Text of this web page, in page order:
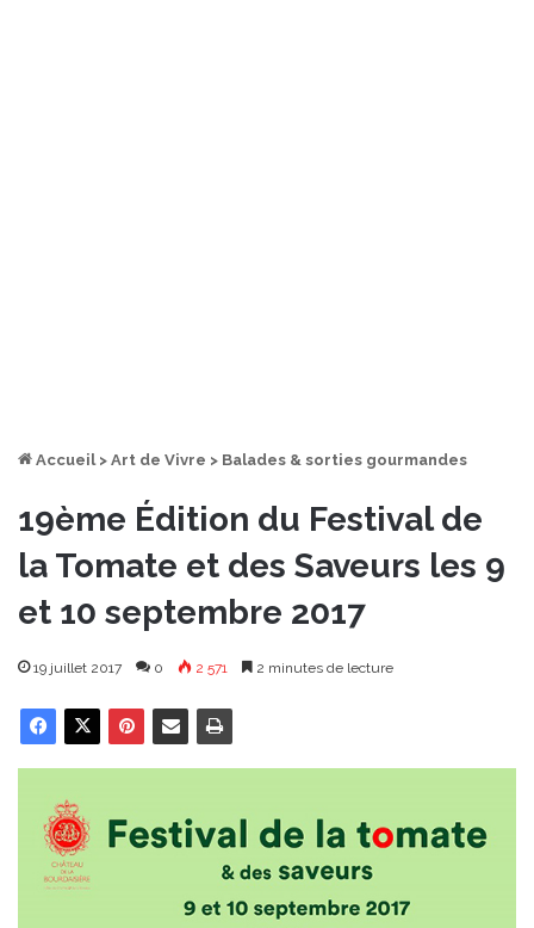
Accueil > Art de Vivre > Balades & sorties gourmandes
19ème Édition du Festival de
la Tomate et des Saveurs les 9
et 10 septembre 2017
19 juillet 2017 0 2 571 2 minutes de lecture